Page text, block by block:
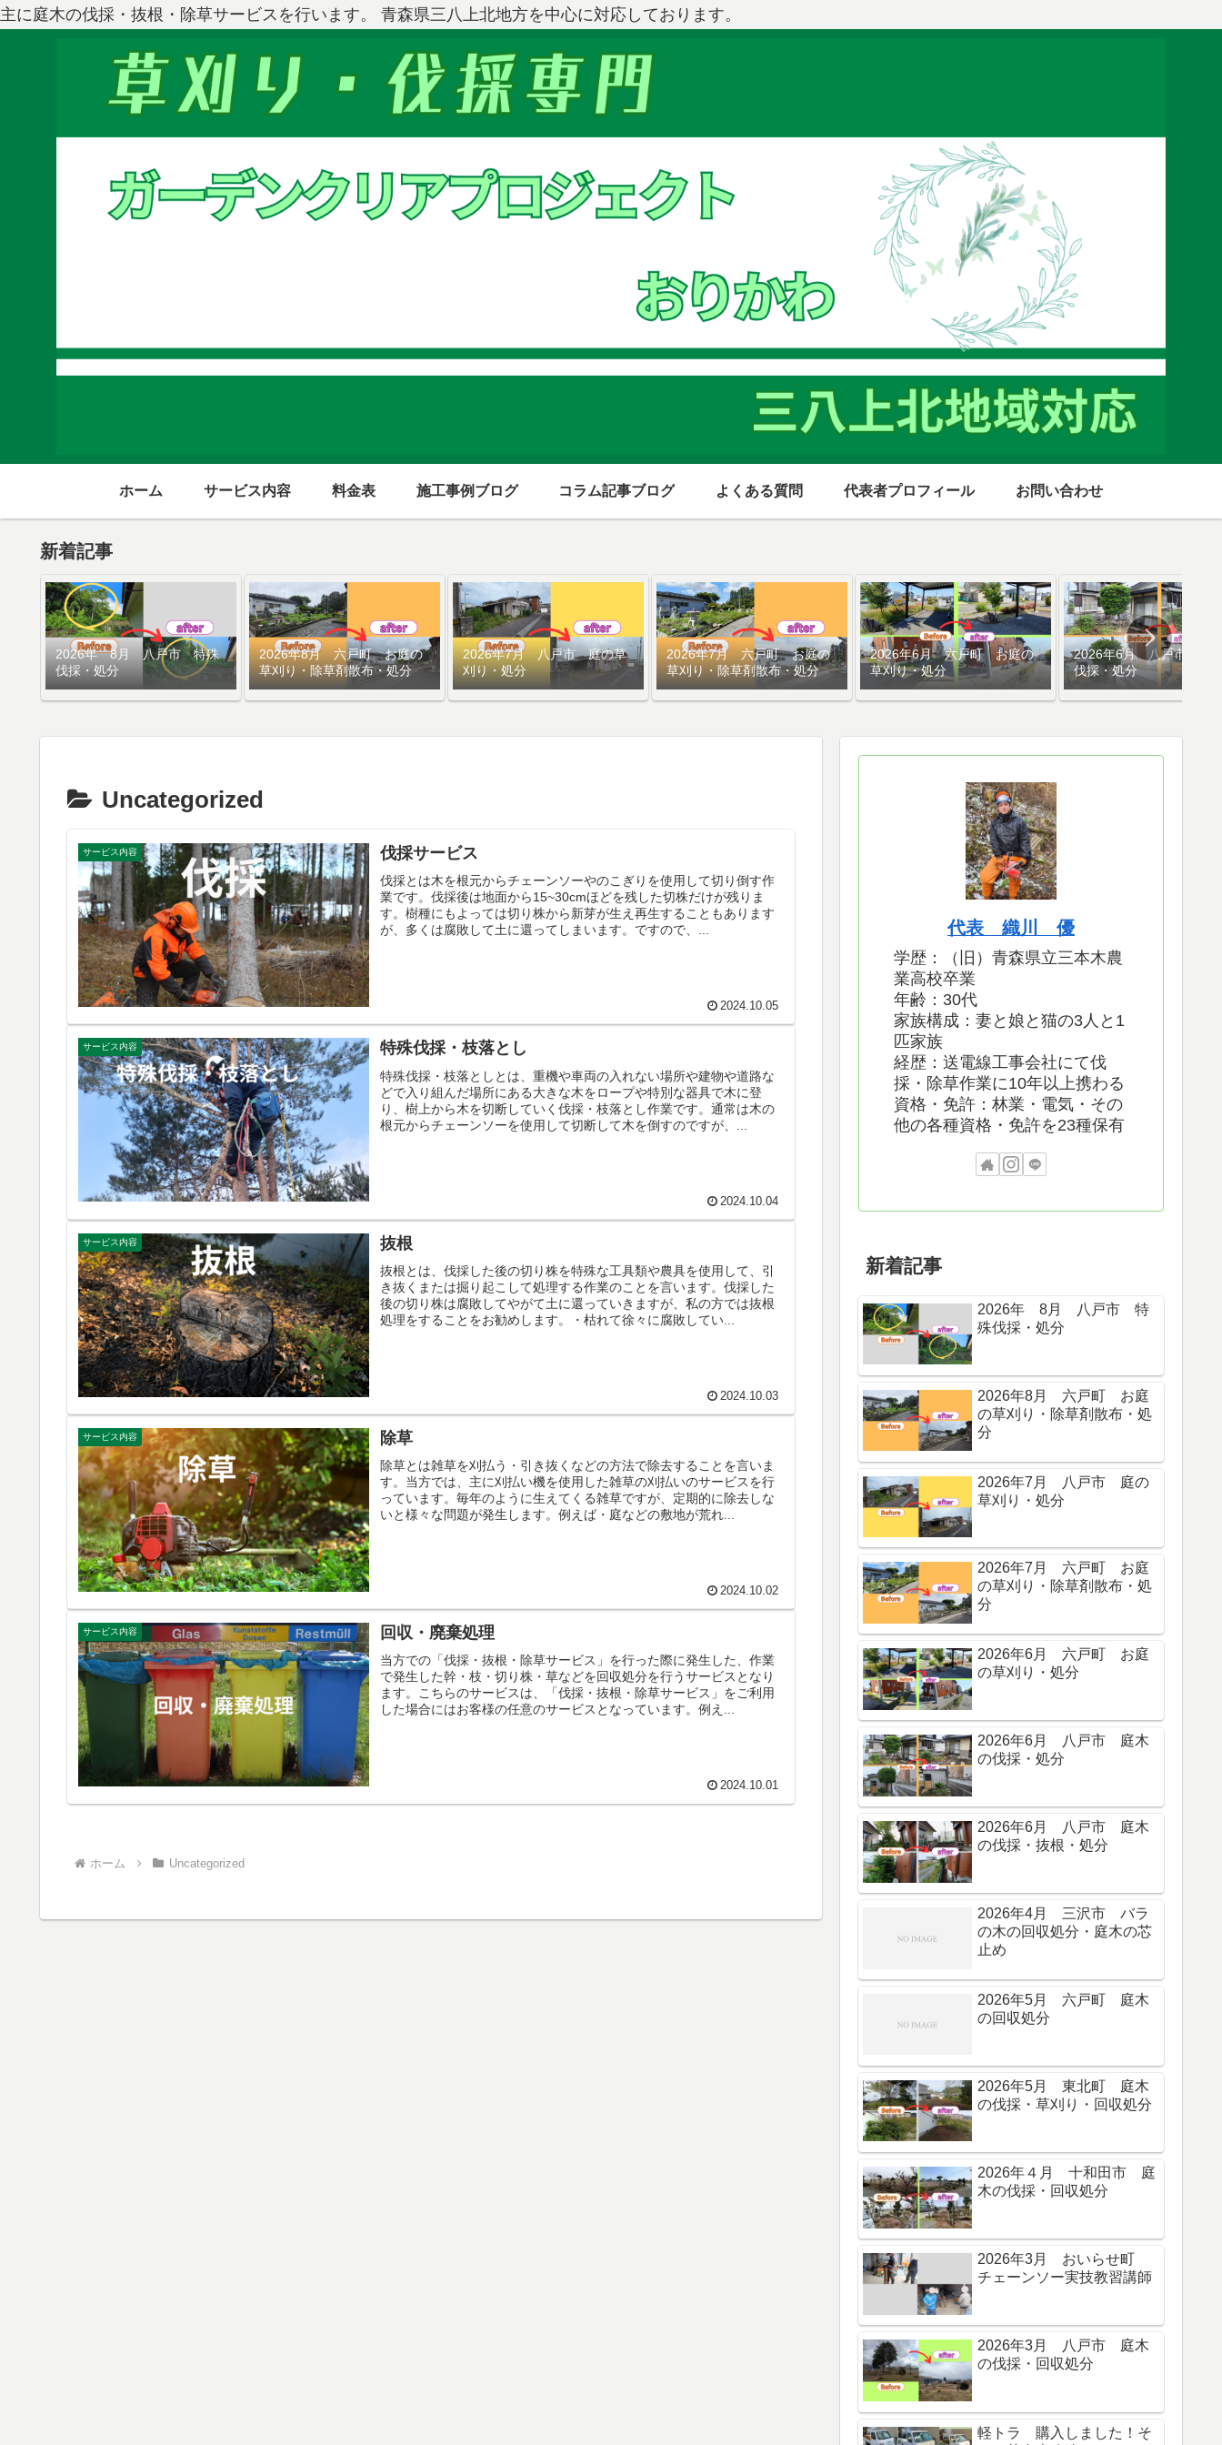
主に庭木の伐採・抜根・除草サービスを行います。 青森県三八上北地方を中心に対応しております。
ホーム サービス内容 料金表 施工事例ブログ コラム記事ブログ よくある質問 代表者プロフィール お問い合わせ
新着記事
2026年 8月 八戸市 特殊
伐採・処分
2026年8月 六戸町 お庭の
草刈り・除草剤散布・処分
2026年7月 八戸市 庭の草
刈り・処分
2026年7月 六戸町 お庭の
草刈り・除草剤散布・処分
2026年6月 六戸町 お庭の
草刈り・処分
2026年6月 八戸市 庭
伐採・処分
Uncategorized
サービス内容 伐採サービス
伐採とは木を根元からチェーンソーやのこぎりを使用して切り倒す作
業です。伐採後は地面から15~30cmほどを残した切株だけが残りま
す。樹種にもよっては切り株から新芽が生え再生することもあります
が、多くは腐敗して土に還ってしまいます。ですので、...
2024.10.05
サービス内容 特殊伐採・枝落とし
特殊伐採・枝落としとは、重機や車両の入れない場所や建物や道路な
どで入り組んだ場所にある大きな木をロープや特別な器具で木に登
り、樹上から木を切断していく伐採・枝落とし作業です。通常は木の
根元からチェーンソーを使用して切断して木を倒すのですが、...
2024.10.04
サービス内容 抜根
抜根とは、伐採した後の切り株を特殊な工具類や農具を使用して、引
き抜くまたは掘り起こして処理する作業のことを言います。伐採した
後の切り株は腐敗してやがて土に還っていきますが、私の方では抜根
処理をすることをお勧めします。・枯れて徐々に腐敗してい...
2024.10.03
サービス内容 除草
除草とは雑草を刈払う・引き抜くなどの方法で除去することを言いま
す。当方では、主に刈払い機を使用した雑草の刈払いのサービスを行
っています。毎年のように生えてくる雑草ですが、定期的に除去しな
いと様々な問題が発生します。例えば・庭などの敷地が荒れ...
2024.10.02
サービス内容 回収・廃棄処理
当方での「伐採・抜根・除草サービス」を行った際に発生した、作業
で発生した幹・枝・切り株・草などを回収処分を行うサービスとなり
ます。こちらのサービスは、「伐採・抜根・除草サービス」をご利用
した場合にはお客様の任意のサービスとなっています。例え...
2024.10.01
ホーム Uncategorized
代表 織川 優
学歴：（旧）青森県立三本木農
業高校卒業
年齢：30代
家族構成：妻と娘と猫の3人と1
匹家族
経歴：送電線工事会社にて伐
採・除草作業に10年以上携わる
資格・免許：林業・電気・その
他の各種資格・免許を23種保有
新着記事
2026年 8月 八戸市 特
殊伐採・処分
2026年8月 六戸町 お庭
の草刈り・除草剤散布・処
分
2026年7月 八戸市 庭の
草刈り・処分
2026年7月 六戸町 お庭
の草刈り・除草剤散布・処
分
2026年6月 六戸町 お庭
の草刈り・処分
2026年6月 八戸市 庭木
の伐採・処分
2026年6月 八戸市 庭木
の伐採・抜根・処分
2026年4月 三沢市 バラ
の木の回収処分・庭木の芯
止め
2026年5月 六戸町 庭木
の回収処分
2026年5月 東北町 庭木
の伐採・草刈り・回収処分
2026年４月 十和田市 庭
木の伐採・回収処分
2026年3月 おいらせ町
チェーンソー実技教習講師
2026年3月 八戸市 庭木
の伐採・回収処分
軽トラ 購入しました！そ